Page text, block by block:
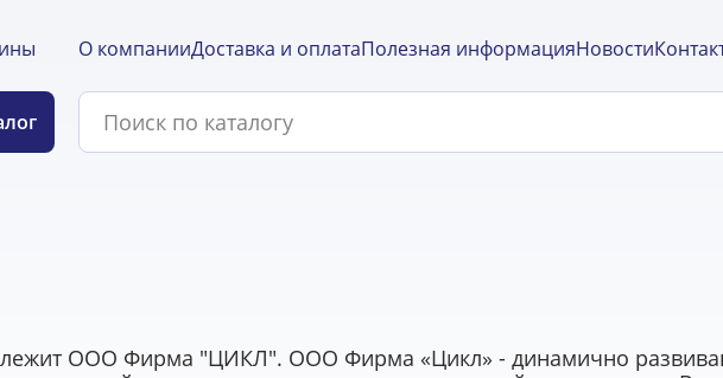
О компанииДоставка и оплатаПолезная информацияНовости
ООО Фирма "ЦИКЛ". ООО Фирма «Цикл» - динамично